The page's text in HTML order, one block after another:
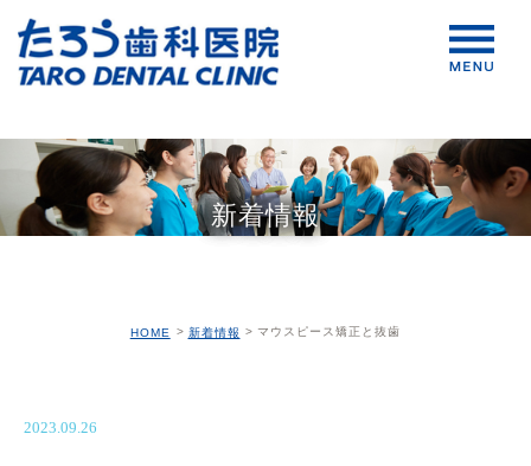
新着情報
HOME 新着情報 マウスピース矯正と抜歯
2023.09.26